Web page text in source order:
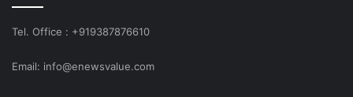
Tel. Office : +919387876610
Email: info@enewsvalue.com